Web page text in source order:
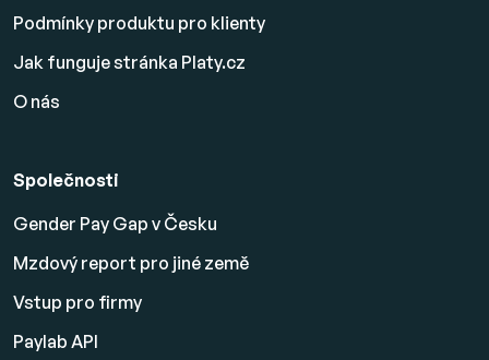
Podmínky produktu pro klienty
Jak funguje stránka Platy.cz
O nás
Společnosti
Gender Pay Gap v Česku
Mzdový report pro jiné země
Vstup pro firmy
Paylab API